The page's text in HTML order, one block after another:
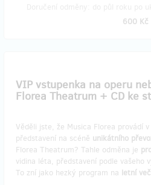
600 Kč
VIP vstupenka na operu
Florea Theatrum + CD ke
Věděli jste, že Musica Florea provádí
představení na scéně unikátního
Florea Theatrum? Tahle odměna je
vidina léta, představení podle vašeho
To zní jako hezký program na letní